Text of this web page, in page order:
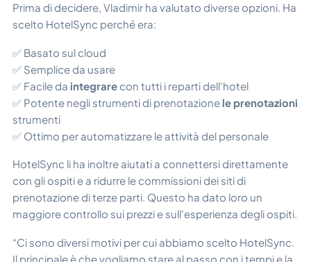
Prima di decidere, Vladimir ha valutato diverse opzioni. Ha
scelto HotelSync perché era:
✅ Basato sul cloud
✅ Semplice da usare
✅ Facile da integrare con tutti i reparti dell'hotel
✅ Potente negli strumenti di prenotazione le prenotazioni
strumenti
✅ Ottimo per automatizzare le attività del personale
HotelSync li ha inoltre aiutati a connettersi direttamente
con gli ospiti e a ridurre le commissioni dei siti di
prenotazione di terze parti. Questo ha dato loro un
maggiore controllo sui prezzi e sull'esperienza degli ospiti.
“Ci sono diversi motivi per cui abbiamo scelto HotelSync.
Il principale è che vogliamo stare al passo con i tempi e la